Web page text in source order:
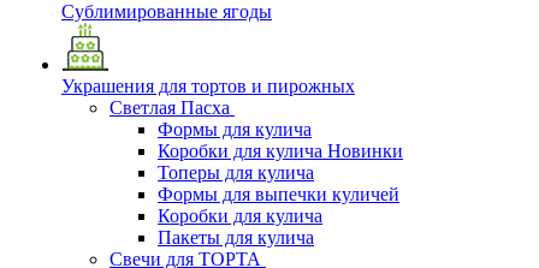
Сублимированные ягоды
Украшения для тортов и пирожных
Светлая Пасха
Формы для кулича
Коробки для кулича Новинки
Топеры для кулича
Формы для выпечки куличей
Коробки для кулича
Пакеты для кулича
Свечи для ТОРТА